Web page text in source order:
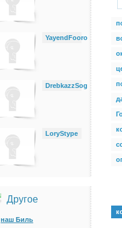
YayendFooro
DrebkazzSog
LoryStype
Другое
наш Биль